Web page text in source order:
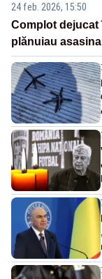
24 feb. 2026, 15:50
Complot dejucat
plănuiau